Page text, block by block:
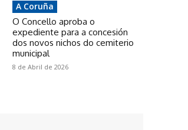
A Coruña
O Concello aproba o
expediente para a concesión
dos novos nichos do cemiterio
municipal
8 de Abril de 2026